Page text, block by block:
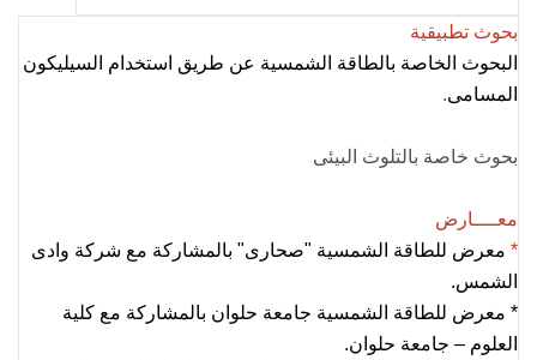
بحوث تطبيقية
البحوث الخاصة بالطاقة الشمسية عن طريق استخدام السيليكون
المسامى.
بحوث خاصة بالتلوث البيئى
معــــارض
* معرض للطاقة الشمسية "صحارى" بالمشاركة مع شركة وادى
الشمس.
* معرض للطاقة الشمسية جامعة حلوان بالمشاركة مع كلية
العلوم – جامعة حلوان.